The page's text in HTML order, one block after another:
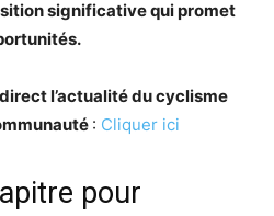
significative qui promet
l’actualité du cyclisme
: Cliquer ici
pour